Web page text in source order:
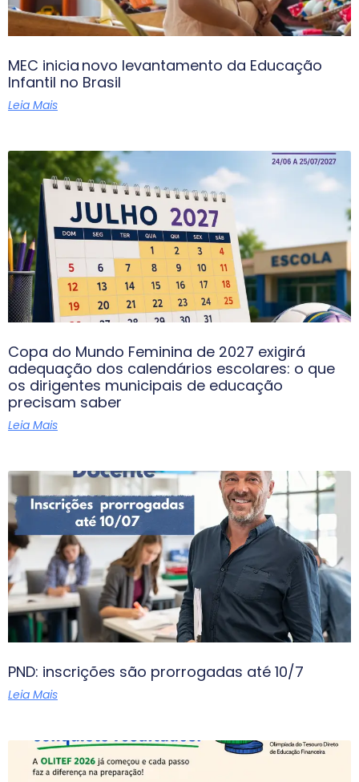
MEC inicia novo levantamento da Educação
Infantil no Brasil
Leia Mais
Copa do Mundo Feminina de 2027 exigirá
adequação dos calendários escolares: o que
os dirigentes municipais de educação
precisam saber
Leia Mais
PND: inscrições são prorrogadas até 10/7
Leia Mais